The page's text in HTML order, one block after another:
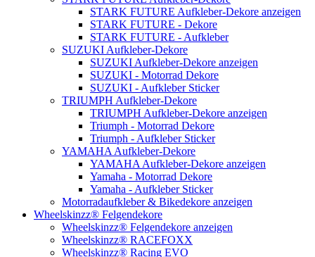
STARK FUTURE Aufkleber-Dekore anzeigen
STARK FUTURE - Dekore
STARK FUTURE - Aufkleber
SUZUKI Aufkleber-Dekore
SUZUKI Aufkleber-Dekore anzeigen
SUZUKI - Motorrad Dekore
SUZUKI - Aufkleber Sticker
TRIUMPH Aufkleber-Dekore
TRIUMPH Aufkleber-Dekore anzeigen
Triumph - Motorrad Dekore
Triumph - Aufkleber Sticker
YAMAHA Aufkleber-Dekore
YAMAHA Aufkleber-Dekore anzeigen
Yamaha - Motorrad Dekore
Yamaha - Aufkleber Sticker
Motorradaufkleber & Bikedekore anzeigen
Wheelskinzz® Felgendekore
Wheelskinzz® Felgendekore anzeigen
Wheelskinzz® RACEFOXX
Wheelskinzz® Racing EVO